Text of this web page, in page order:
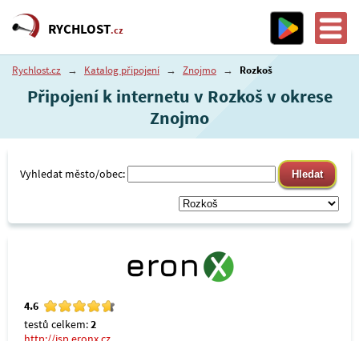
RYCHLOST.cz
Rychlost.cz → Katalog připojení → Znojmo → Rozkoš
Připojení k internetu v Rozkoš v okrese
Znojmo
Vyhledat město/obec:
4.6
testů celkem:2